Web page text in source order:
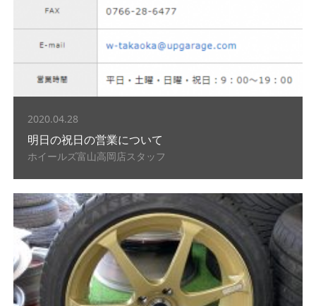
2020.04.28
明日の祝日の営業について
ホイールズ富山高岡店スタッフ